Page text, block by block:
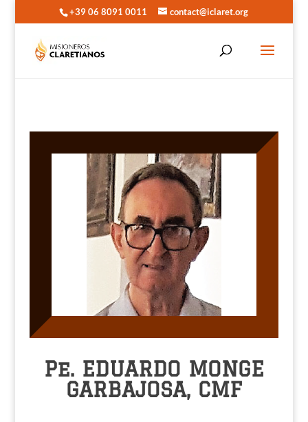
+39 06 8091 0011 contact@iclaret.org
Pe. EDUARDO MONGE
GARBAJOSA, CMF